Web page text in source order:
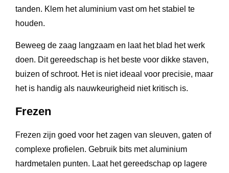
tanden. Klem het aluminium vast om het stabiel te
houden.
Beweeg de zaag langzaam en laat het blad het werk
doen. Dit gereedschap is het beste voor dikke staven,
buizen of schroot. Het is niet ideaal voor precisie, maar
het is handig als nauwkeurigheid niet kritisch is.
Frezen
Frezen zijn goed voor het zagen van sleuven, gaten of
complexe profielen. Gebruik bits met aluminium
hardmetalen punten. Laat het gereedschap op lagere